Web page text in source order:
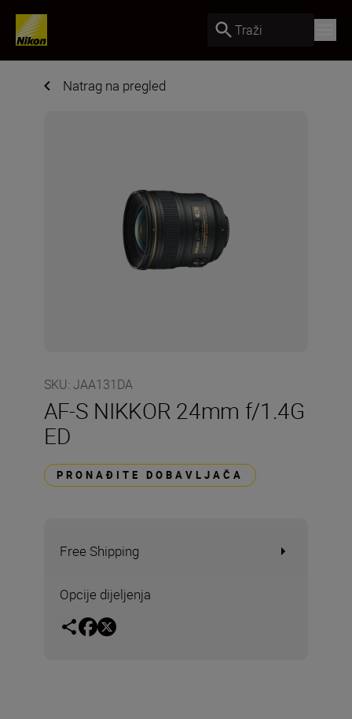
Traži
Natrag na pregled
SKU: JAA131DA
AF-S NIKKOR 24mm f/1.4G
ED
PRONAĐITE DOBAVLJAČA
Free Shipping
Opcije dijeljenja